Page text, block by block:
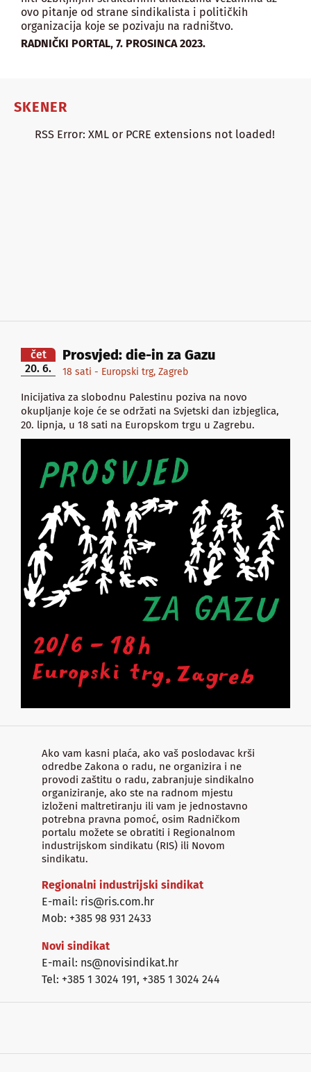
ovo pitanje od strane sindikalista i političkih
organizacija koje se pozivaju na radništvo.
RADNIČKI PORTAL, 7. PROSINCA 2023.
SKENER
RSS Error: XML or PCRE extensions not loaded!
čet
20. 6.
Prosvjed: die-in za Gazu
18 sati - Europski trg, Zagreb
Inicijativa za slobodnu Palestinu poziva na novo
okupljanje koje će se održati na Svjetski dan izbjeglica,
20. lipnja, u 18 sati na Europskom trgu u Zagrebu.
Ako vam kasni plaća, ako vaš poslodavac krši
odredbe Zakona o radu, ne organizira i ne
provodi zaštitu o radu, zabranjuje sindikalno
organiziranje, ako ste na radnom mjestu
izloženi maltretiranju ili vam je jednostavno
potrebna pravna pomoć, osim Radničkom
portalu možete se obratiti i Regionalnom
industrijskom sindikatu (RIS) ili Novom
sindikatu.
Regionalni industrijski sindikat
E-mail: ris@ris.com.hr
Mob: +385 98 931 2433
Novi sindikat
E-mail: ns@novisindikat.hr
Tel: +385 1 3024 191, +385 1 3024 244